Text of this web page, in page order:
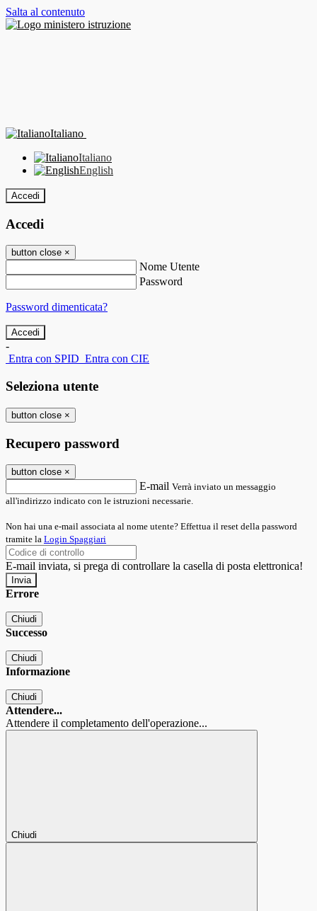
Salta al contenuto
Italiano
Italiano
English
Accedi
Accedi
button close ×
Nome Utente
Password
Password dimenticata?
-
Entra con SPID Entra con CIE
Seleziona utente
button close ×
Recupero password
button close ×
E-mail Verrà inviato un messaggio
all'indirizzo indicato con le istruzioni necessarie.
Non hai una e-mail associata al nome utente? Effettua il reset della password
tramite la Login Spaggiari
E-mail inviata, si prega di controllare la casella di posta elettronica!
Errore
Chiudi
Successo
Chiudi
Informazione
Chiudi
Attendere...
Attendere il completamento dell'operazione...
Chiudi